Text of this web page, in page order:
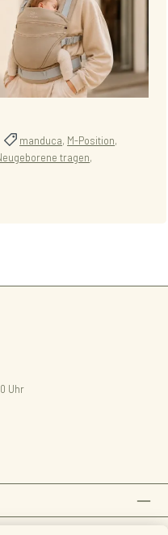
manduca, M-Position,
tragen,
Uhr